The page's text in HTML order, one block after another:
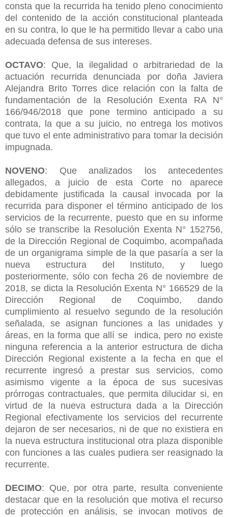
consta que la recurrida ha tenido pleno conocimiento
del contenido de la acción constitucional planteada
en su contra, lo que le ha permitido llevar a cabo una
adecuada defensa de sus intereses.
OCTAVO: Que, la ilegalidad o arbitrariedad de la
actuación recurrida denunciada por doña Javiera
Alejandra Brito Torres dice relación con la falta de
fundamentación de la Resolución Exenta RA N°
166/946/2018 que pone termino anticipado a su
contrata, la que a su juicio, no entrega los motivos
que tuvo el ente administrativo para tomar la decisión
impugnada.
NOVENO: Que analizados los antecedentes
allegados, a juicio de esta Corte no aparece
debidamente justificada la causal invocada por la
recurrida para disponer el término anticipado de los
servicios de la recurrente, puesto que en su informe
sólo se transcribe la Resolución Exenta N° 152756,
de la Dirección Regional de Coquimbo, acompañada
de un organigrama simple de la que pasaría a ser la
nueva estructura del Instituto, y luego
posteriormente, sólo con fecha 26 de noviembre de
2018, se dicta la Resolución Exenta N° 166529 de la
Dirección Regional de Coquimbo, dando
cumplimiento al resuelvo segundo de la resolución
señalada, se asignan funciones a las unidades y
áreas, en la forma que allí se indica, pero no existe
ninguna referencia a la anterior estructura de dicha
Dirección Regional existente a la fecha en que el
recurrente ingresó a prestar sus servicios, como
asimismo vigente a la época de sus sucesivas
prórrogas contractuales, que permita dilucidar si, en
virtud de la nueva estructura dada a la Dirección
Regional efectivamente los servicios del recurrente
dejaron de ser necesarios, ni de que no existiera en
la nueva estructura institucional otra plaza disponible
con funciones a las cuales pudiera ser reasignado la
recurrente.
DECIMO: Que, por otra parte, resulta conveniente
destacar que en la resolución que motiva el recurso
de protección en análisis, se invocan motivos de